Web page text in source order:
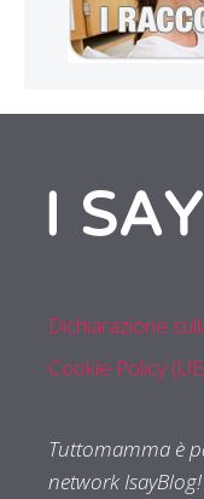
Dichiarazione
Cookie Policy
Tuttomamma è
network